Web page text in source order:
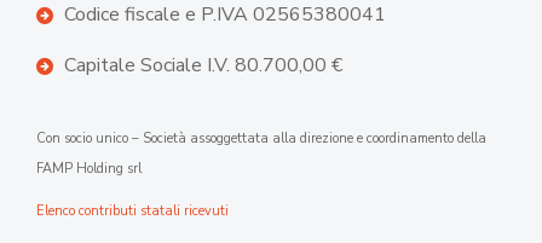
Codice fiscale e P.IVA 02565380041
Capitale Sociale I.V. 80.700,00 €
Con socio unico – Società assoggettata alla direzione e coordinamento della
FAMP Holding srl
Elenco contributi statali ricevuti